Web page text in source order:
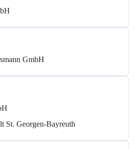
GmbH
St. Georgen-Bayreuth